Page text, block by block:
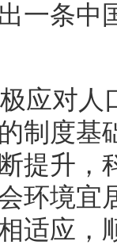
一条中
应对
制度基
提升，
环境宜
适应，